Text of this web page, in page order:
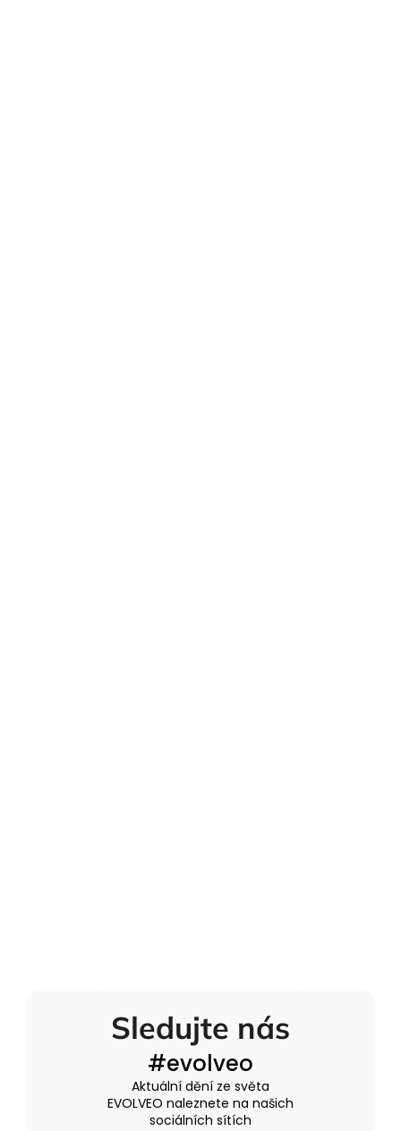
Sledujte nás
#evolveo
Aktuální dění ze světa
EVOLVEO naleznete na našich
sociálních sítích